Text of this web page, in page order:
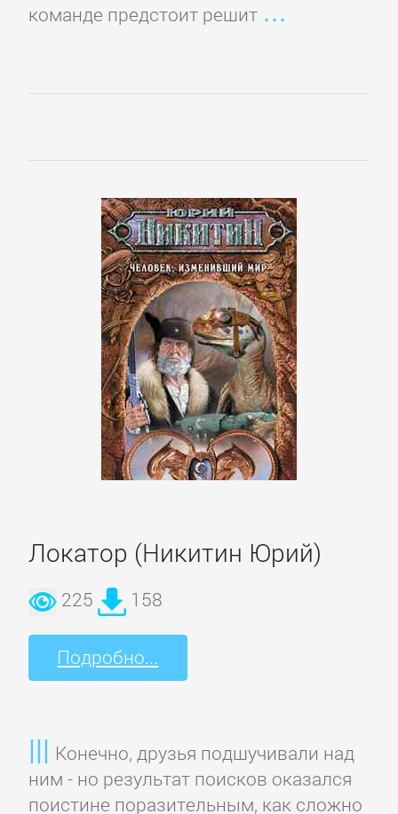
команде предстоит решит
Локатор (Никитин Юрий)
225 158
Подробно...
Конечно, друзья подшучивали над
ним - но результат поисков оказался
поистине поразительным, как сложно
налогообложение,
Делопроизводство
Зарубежная
литература
Корпоративная
Личные
Малый
бизнес
PR,
реклама